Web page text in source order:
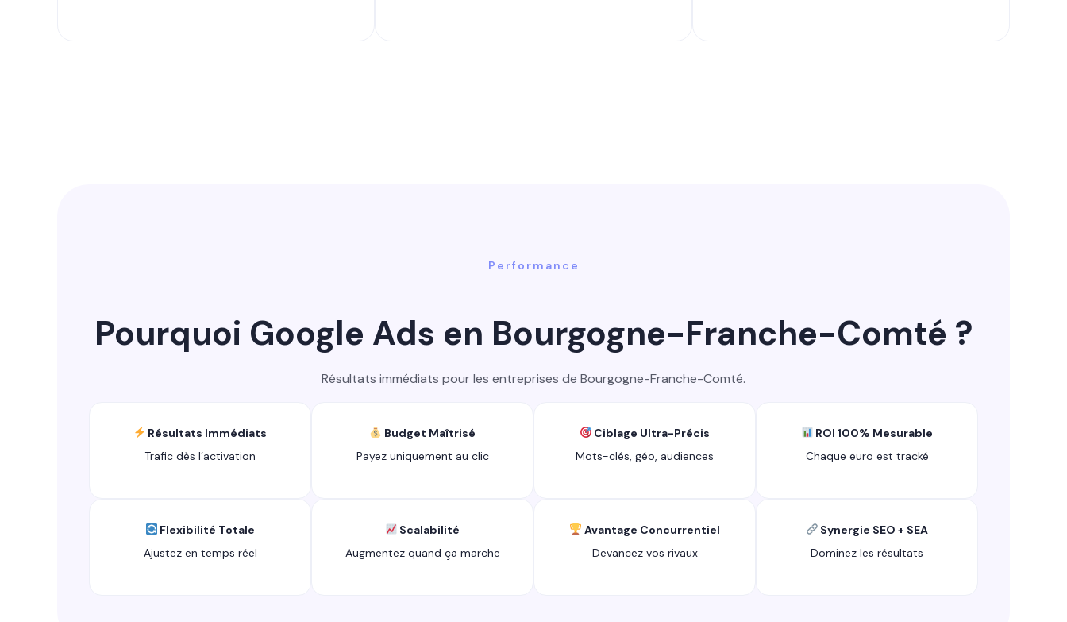
Performance
Pourquoi Google Ads en Bourgogne-Franche-Comté ?
Résultats immédiats pour les entreprises de Bourgogne-Franche-Comté.
Résultats Immédiats
Trafic dès l’activation
Budget Maîtrisé
Payez uniquement au clic
Ciblage Ultra-Précis
Mots-clés, géo, audiences
ROI 100% Mesurable
Chaque euro est tracké
Flexibilité Totale
Ajustez en temps réel
Scalabilité
Augmentez quand ça marche
Avantage Concurrentiel
Devancez vos rivaux
Synergie SEO + SEA
Dominez les résultats